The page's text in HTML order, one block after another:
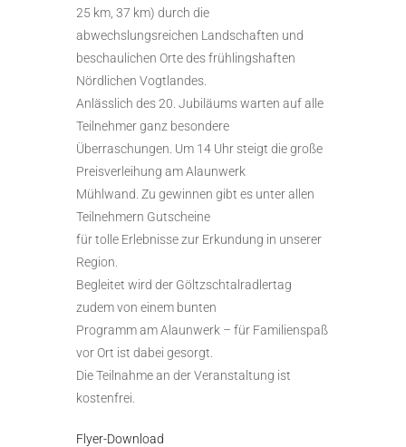
25 km, 37 km) durch die
abwechslungsreichen Landschaften und
beschaulichen Orte des frühlingshaften
Nördlichen Vogtlandes.
Anlässlich des 20. Jubiläums warten auf alle
Teilnehmer ganz besondere
Überraschungen. Um 14 Uhr steigt die große
Preisverleihung am Alaunwerk
Mühlwand. Zu gewinnen gibt es unter allen
Teilnehmern Gutscheine
für tolle Erlebnisse zur Erkundung in unserer
Region.
Begleitet wird der Göltzschtalradlertag
zudem von einem bunten
Programm am Alaunwerk – für Familienspaß
vor Ort ist dabei gesorgt.
Die Teilnahme an der Veranstaltung ist
kostenfrei.
Flyer-Download